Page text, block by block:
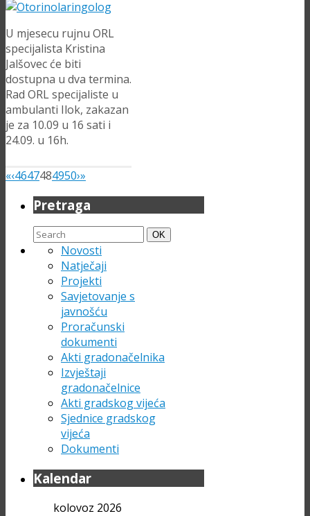
U mjesecu rujnu ORL
specijalista Kristina
Jalšovec će biti
dostupna u dva termina.
Rad ORL specijaliste u
ambulanti Ilok, zakazan
je za 10.09 u 16 sati i
24.09. u 16h.
«‹4647484950›»
Pretraga
Search
for:
Search
OK
Novosti
Natječaji
Projekti
Savjetovanje s
javnošću
Proračunski
dokumenti
Akti gradonačelnika
Izvještaji
gradonačelnice
Akti gradskog vijeća
Sjednice gradskog
vijeća
Dokumenti
Kalendar
kolovoz 2026